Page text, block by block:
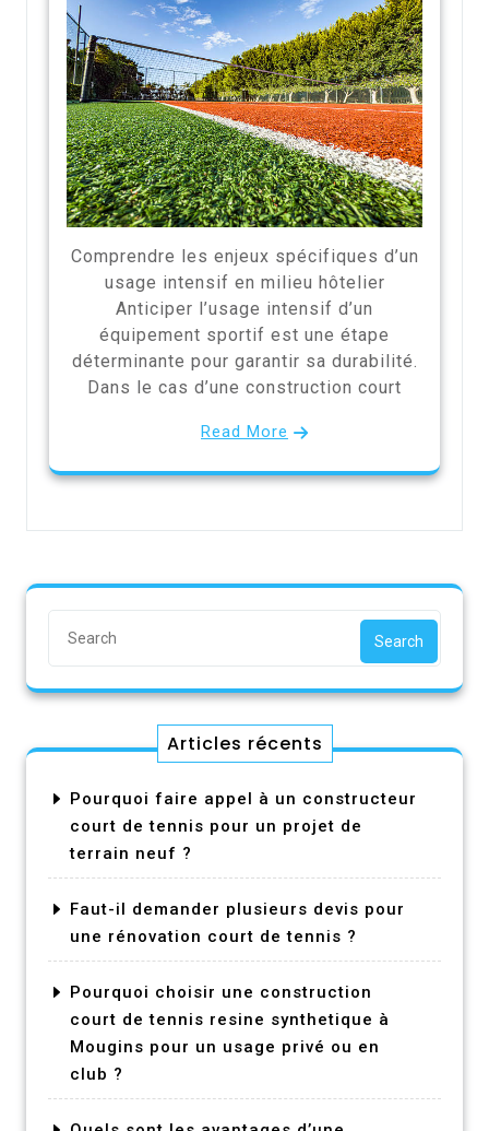
Comprendre les enjeux spécifiques d’un
usage intensif en milieu hôtelier
Anticiper l’usage intensif d’un
équipement sportif est une étape
déterminante pour garantir sa durabilité.
Dans le cas d’une construction court
Read More
Search
Articles récents
Pourquoi faire appel à un constructeur
court de tennis pour un projet de
terrain neuf ?
Faut-il demander plusieurs devis pour
une rénovation court de tennis ?
Pourquoi choisir une construction
court de tennis resine synthetique à
Mougins pour un usage privé ou en
club ?